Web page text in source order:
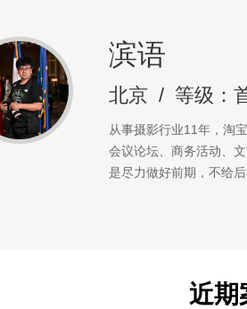
滨语
北京 / 等级：
从事摄影行业11年，淘
会议论坛、商务活动、
是尽力做好前期，不给
近期